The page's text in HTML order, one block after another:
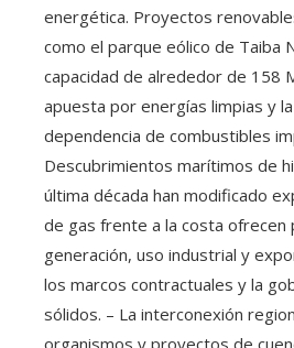
energética. Proyectos
como el parque eólico de Taiba
capacidad de alrededor de 158
apuesta por energías limpias y
dependencia de combustibles
Descubrimientos marítimos de
última década han modificado
de gas frente a la costa ofrecen
generación, uso industrial y
los marcos contractuales y la
sólidos. – La interconexión